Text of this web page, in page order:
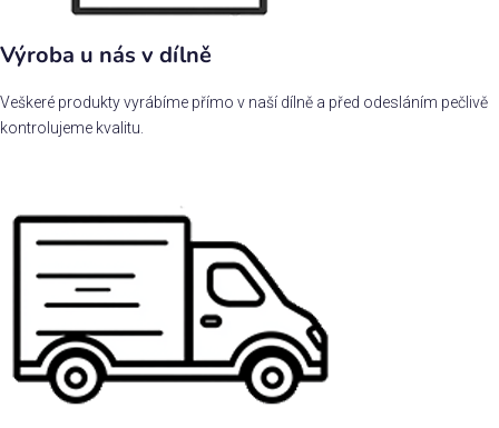
Výroba u nás v dílně
Veškeré produkty vyrábíme přímo v naší dílně a před odesláním pečlivě
kontrolujeme kvalitu.